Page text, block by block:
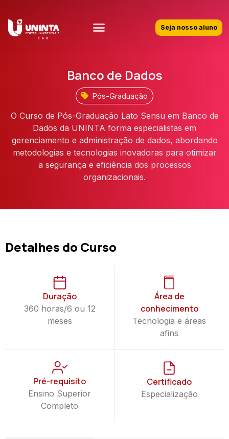
Seja nosso aluno
Banco de Dados
Pós-Graduação
O Curso de Pós-Graduação Lato Sensu em Banco de
Dados da UNINTA forma especialistas em
gerenciamento e administração de dados, abordando
metodologias e tecnologias inovadoras para otimizar
a segurança e eficiência dos processos
organizacionais.
Detalhes do Curso
Duração
360 horas/6 ou 12
meses
Área de
conhecimento
Tecnologia e áreas
afins
Pré-requisito
Ensino Superior
Completo
Certificado
Especialização